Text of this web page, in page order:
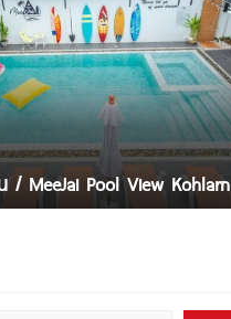
/ MeeJai Pool View Kohlarn